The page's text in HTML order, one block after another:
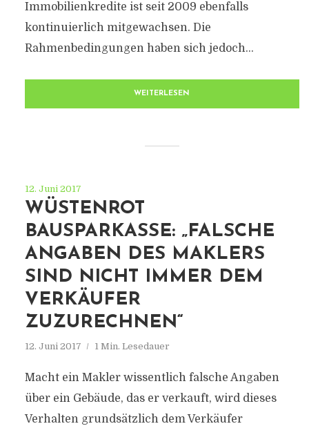
DRESDEN-BLOG.COM
Immobilienkredite ist seit 2009 ebenfalls
kontinuierlich mitgewachsen. Die
Rahmenbedingungen haben sich jedoch...
WEITERLESEN
12. Juni 2017
WÜSTENROT
BAUSPARKASSE: „FALSCHE
ANGABEN DES MAKLERS
SIND NICHT IMMER DEM
VERKÄUFER
ZUZURECHNEN“
12. Juni 2017 1 Min. Lesedauer
Macht ein Makler wissentlich falsche Angaben
über ein Gebäude, das er verkauft, wird dieses
Verhalten grundsätzlich dem Verkäufer